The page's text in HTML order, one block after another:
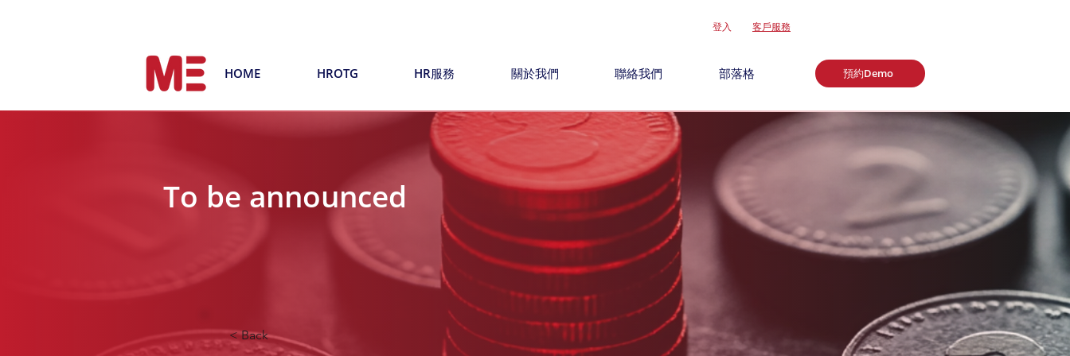
登入 客戶服務
HOME HROTG HR服務 關於我們 聯絡我們 部落格 預約Demo
To be announced
< Back